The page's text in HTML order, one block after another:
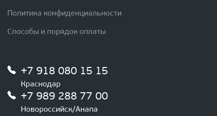
Политика конфиденциальности
Способы и порядок оплаты
+7 918 080 15 15
Краснодар
+7 989 288 77 00
Новороссийск/Анапа